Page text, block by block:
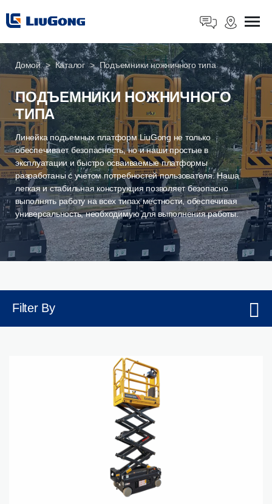
Домой Каталог Подъемники ножничного типа
ПОДЪЕМНИКИ НОЖНИЧНОГО
ТИПА
Линейка подъемных платформ LiuGong не только
обеспечивает безопасность, но и наши простые в
эксплуатации и быстро осваиваемые платформы
разработаны с учетом потребностей пользователя. Наша
легкая и стабильная конструкция позволяет безопасно
выполнять работу на всех типах местности, обеспечивая
универсальность, необходимую для выполнения работы.
Filter By